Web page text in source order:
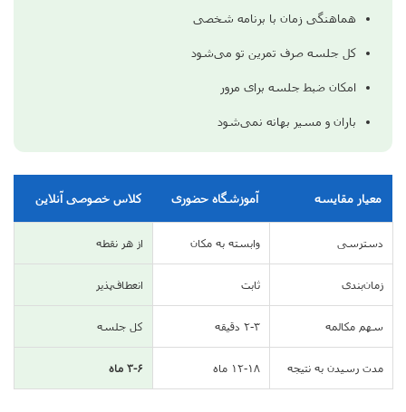
هماهنگی زمان با برنامه شخصی
کل جلسه صرف تمرین تو می‌شود
امکان ضبط جلسه برای مرور
باران و مسیر بهانه نمی‌شود
معیار مقایسه آموزشگاه حضوری کلاس خصوصی آنلاین
دسترسی وابسته به مکان از هر نقطه
زمان‌بندی ثابت انعطاف‌پذیر
سهم مکالمه ۲-۳ دقیقه کل جلسه
مدت رسیدن به نتیجه ۱۲-۱۸ ماه ۳-۶ ماه